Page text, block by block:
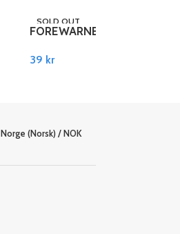
SOLD OUT
STEAM
FOREWARNED PC
39 kr
Norge (Norsk) / NOK